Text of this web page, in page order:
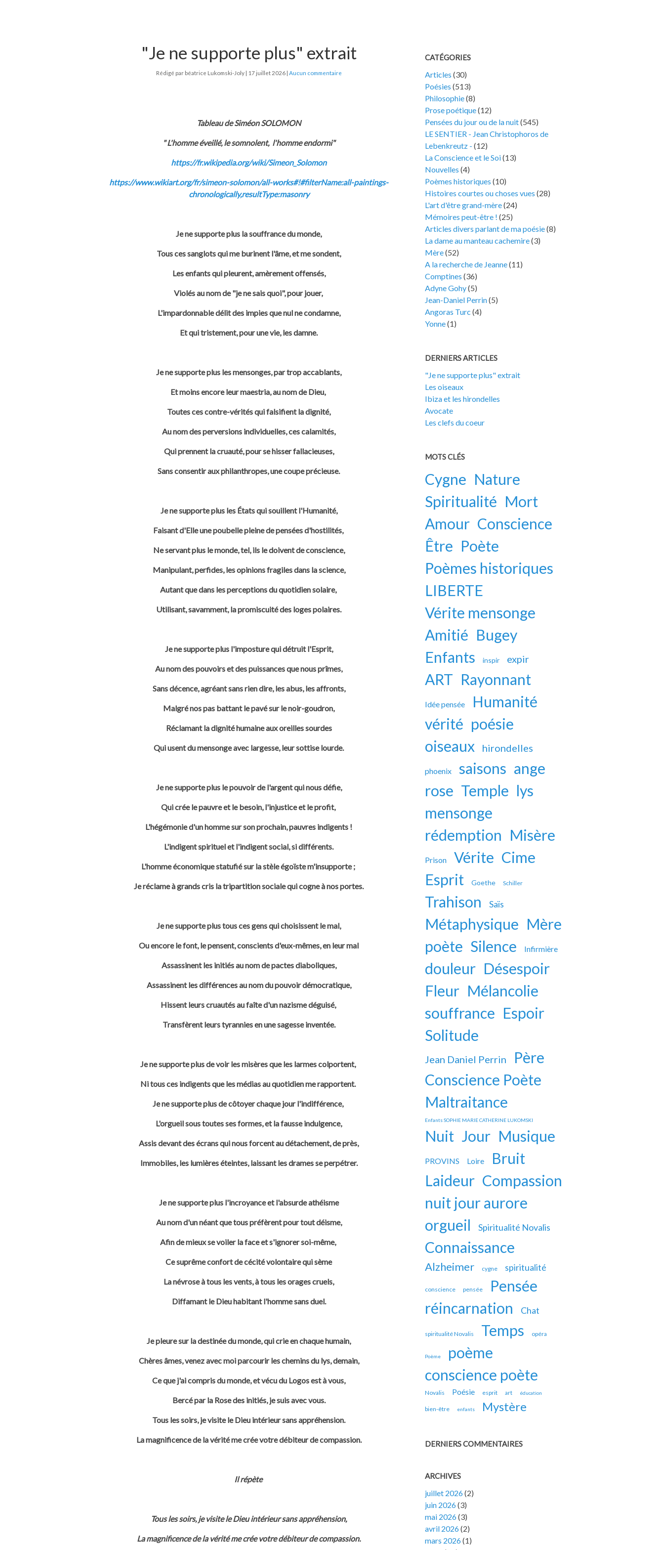
"Je ne supporte plus" extrait
Rédigé par béatrice Lukomski-Joly 17 juillet 2026 Aucun commentaire
Tableau de Siméon SOLOMON
" L'homme éveillé, le somnolent, l'homme endormi"
https://fr.wikipedia.org/wiki/Simeon_Solomon
https://www.wikiart.org/fr/simeon-solomon/all-works#!#filterName:all-paintings-
chronologically,resultType:masonry
Je ne supporte plus la souffrance du monde,
Tous ces sanglots qui me burinent l'âme, et me sondent,
Les enfants qui pleurent, amèrement offensés,
Violés au nom de "je ne sais quoi", pour jouer,
L'impardonnable délit des impies que nul ne condamne,
Et qui tristement, pour une vie, les damne.
Je ne supporte plus les mensonges, par trop accablants,
Et moins encore leur maestria, au nom de Dieu,
Toutes ces contre-vérités qui falsifient la dignité,
Au nom des perversions individuelles, ces calamités,
Qui prennent la cruauté, pour se hisser fallacieuses,
Sans consentir aux philanthropes, une coupe précieuse.
Je ne supporte plus les États qui souillent l'Humanité,
Faisant d'Elle une poubelle pleine de pensées d'hostilités,
Ne servant plus le monde, tel, ils le doivent de conscience,
Manipulant, perfides, les opinions fragiles dans la science,
Autant que dans les perceptions du quotidien solaire,
Utilisant, savamment, la promiscuité des loges polaires.
Je ne supporte plus l'imposture qui détruit l'Esprit,
Au nom des pouvoirs et des puissances que nous prîmes,
Sans décence, agréant sans rien dire, les abus, les affronts,
Malgré nos pas battant le pavé sur le noir-goudron,
Réclamant la dignité humaine aux oreilles sourdes
Qui usent du mensonge avec largesse, leur sottise lourde.
Je ne supporte plus le pouvoir de l'argent qui nous défie,
Qui crée le pauvre et le besoin, l'injustice et le profit,
L'hégémonie d'un homme sur son prochain, pauvres indigents !
L'indigent spirituel et l'indigent social, si différents.
L'homme économique statufié sur la stèle égoïste m'insupporte ;
Je réclame à grands cris la tripartition sociale qui cogne à nos portes.
Je ne supporte plus tous ces gens qui choisissent le mal,
Ou encore le font, le pensent, conscients d'eux-mêmes, en leur mal
Assassinent les initiés au nom de pactes diaboliques,
Assassinent les différences au nom du pouvoir démocratique,
Hissent leurs cruautés au faîte d'un nazisme déguisé,
Transfèrent leurs tyrannies en une sagesse inventée.
Je ne supporte plus de voir les misères que les larmes colportent,
Ni tous ces indigents que les médias au quotidien me rapportent.
Je ne supporte plus de côtoyer chaque jour l'indifférence,
L'orgueil sous toutes ses formes, et la fausse indulgence,
Assis devant des écrans qui nous forcent au détachement, de près,
Immobiles, les lumières éteintes, laissant les drames se perpétrer.
Je ne supporte plus l'incroyance et l'absurde athéisme
Au nom d'un néant que tous préfèrent pour tout déisme,
Afin de mieux se voiler la face et s'ignorer soi-même,
Ce suprême confort de cécité volontaire qui sème
La névrose à tous les vents, à tous les orages cruels,
Diffamant le Dieu habitant l'homme sans duel.
Je pleure sur la destinée du monde, qui crie en chaque humain,
Chères âmes, venez avec moi parcourir les chemins du lys, demain,
Ce que j'ai compris du monde, et vécu du Logos est à vous,
Bercé par la Rose des initiés, je suis avec vous.
Tous les soirs, je visite le Dieu intérieur sans appréhension.
La magnificence de la vérité me crée votre débiteur de compassion.
Il répète
Tous les soirs, je visite le Dieu intérieur sans appréhension,
La magnificence de la vérité me crée votre débiteur de compassion.
CATÉGORIES
Articles (30)
Poésies (513)
Philosophie(8)
Prose poétique(12)
Pensées du jour ou de la nuit(545)
LE SENTIER - Jean Christophoros de
Lebenkreutz - (12)
La Conscience et le Soi(13)
Nouvelles (4)
Poèmes historiques (10)
Histoires courtes ou choses vues (28)
L'art d'être grand-mère(24)
Mémoires peut-être ! (25)
Articles divers parlant de ma poésie(8)
La dame au manteau cachemire(3)
Mère(52)
A la recherche de Jeanne(11)
Comptines (36)
Adyne Gohy(5)
Jean-Daniel Perrin(5)
Angoras Turc (4)
Yonne(1)
DERNIERS ARTICLES
"Je ne supporte plus" extrait
Les oiseaux
Ibiza et les hirondelles
Avocate
Les clefs du coeur
MOTS CLÉS
Cygne Nature
Spiritualité Mort
Amour Conscience
Être Poète
Poèmes historiques
LIBERTE
Vérite mensonge
Amitié Bugey
Enfants
inspir expir
ART Rayonnant
Idée pensée
Humanité
vérité poésie
oiseaux
hirondelles
phoenix saisons ange
rose Temple lys
mensonge
rédemption Misère
Prison Vérite Cime
Esprit
Goethe Schiller
Trahison Saïs
Métaphysique Mère
poète Silence Infirmière
douleur Désespoir
Fleur Mélancolie
souffrance Espoir
Solitude
Jean Daniel Perrin
Père
Conscience Poète
Maltraitance
Enfants SOPHIE MARIE CATHERINE LUKOMSKI
Nuit Jour Musique
PROVINS Loire
Bruit
Laideur Compassion
nuit jour aurore
orgueil
Spiritualité Novalis
Connaissance
Alzheimer cygne spiritualité
conscience pensée
Pensée
réincarnation
Chat
spiritualité Novalis Temps opéra
Poème
poème
conscience poète
Novalis Poésie esprit art éducation
bien-être enfants Mystère
DERNIERS COMMENTAIRES
ARCHIVES
juillet 2026(2)
juin 2026(3)
mai 2026(3)
avril 2026(2)
mars 2026(1)